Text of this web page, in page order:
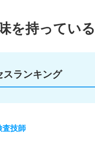
を持っている
スランキング
査技師